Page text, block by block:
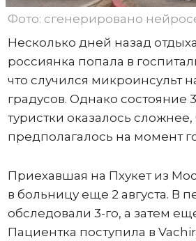
Фото: сгенерировано
Несколько дней назад
россиянка попала в
что случился микроинсульт
градусов. Однако состояние
туристки оказалось сложнее,
предполагалось на момент
Приехавшая на Пхукет из
в больницу еще 2 августа. В
обследовали 3-го, а затем
Пациентка поступила в